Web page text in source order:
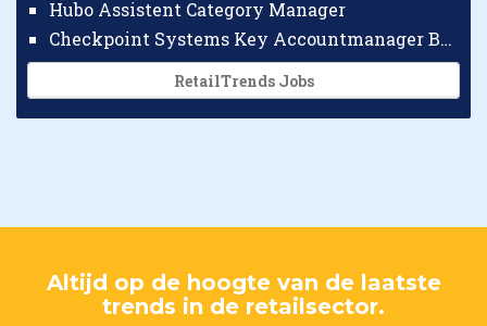
Hubo Assistent Category Manager
Checkpoint Systems Key Accountmanager Benelux
RetailTrends Jobs
Altijd op de hoogte van de laatste
trends in de retailsector.